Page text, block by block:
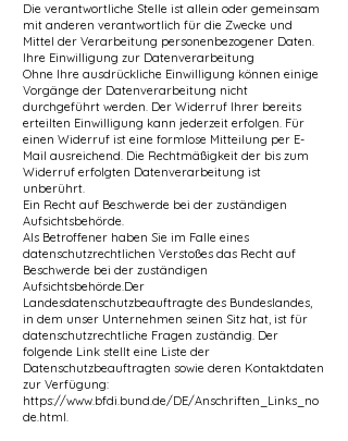
Die verantwortliche Stelle ist allein oder gemeinsam
mit anderen verantwortlich für die Zwecke und
Mittel der Verarbeitung personenbezogener Daten.
Ihre Einwilligung zur Datenverarbeitung
Ohne Ihre ausdrückliche Einwilligung können einige
Vorgänge der Datenverarbeitung nicht
durchgeführt werden. Der Widerruf Ihrer bereits
erteilten Einwilligung kann jederzeit erfolgen. Für
einen Widerruf ist eine formlose Mitteilung per E-
Mail ausreichend. Die Rechtmäßigkeit der bis zum
Widerruf erfolgten Datenverarbeitung ist
unberührt.
Ein Recht auf Beschwerde bei der zuständigen
Aufsichtsbehörde.
Als Betroffener haben Sie im Falle eines
datenschutzrechtlichen Verstoßes das Recht auf
Beschwerde bei der zuständigen
Aufsichtsbehörde.Der
Landesdatenschutzbeauftragte des Bundeslandes,
in dem unser Unternehmen seinen Sitz hat, ist für
datenschutzrechtliche Fragen zuständig. Der
folgende Link stellt eine Liste der
Datenschutzbeauftragten sowie deren Kontaktdaten
zur Verfügung:
https://www.bfdi.bund.de/DE/Anschriften_Links_no
de.html.